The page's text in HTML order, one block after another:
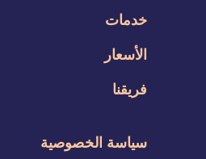
خدمات
الأسعار
فريقنا
سياسة الخصوصية